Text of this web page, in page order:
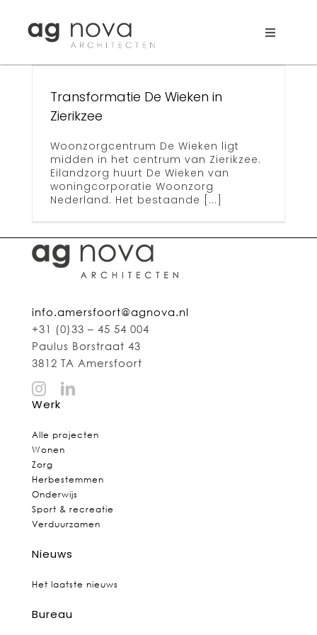
content
Toggle
Nieuws
Aanpak
Bureau
for:
Transformatie De Wieken in
Zierikzee
Woonzorgcentrum De Wieken ligt
midden in het centrum van Zierikzee.
Eilandzorg huurt De Wieken van
woningcorporatie Woonzorg
Nederland. Het bestaande [...]
info.amersfoort@agnova.nl
+31 (0)33 – 45 54 004
Paulus Borstraat 43
3812 TA Amersfoort
Werk
Alle projecten
Wonen
Zorg
Herbestemmen
Onderwijs
Sport & recreatie
Verduurzamen
Nieuws
Het laatste nieuws
Bureau